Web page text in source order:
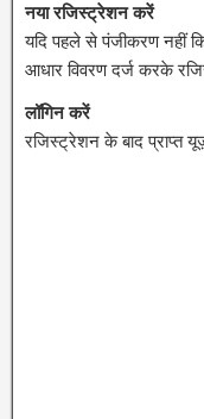
नया रजिस्ट्रेशन करें
यदि पहले से पंजीकरण नहीं
आधार विवरण दर्ज करके
लॉगिन करें
रजिस्ट्रेशन के बाद प्राप्त